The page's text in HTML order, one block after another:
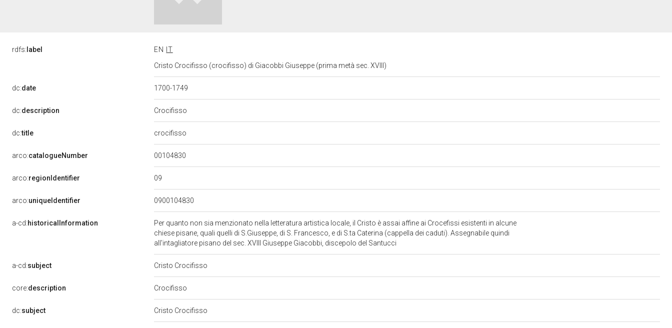
rdfs: label EN
IT
Cristo Crocifisso (crocifisso) di Giacobbi Giuseppe (prima metà sec. XVIII)
dc:date 1700-1749
dc:description Crocifisso
dc:title crocifisso
arco:catalogueNumber 00104830
arco:regionIdentifier 09
arco:uniqueIdentifier 0900104830
a-cd:historicalInformation
Per quanto non sia menzionato nella letteratura artistica locale, il Cristo è assai affine ai Crocefissi esistenti in alcune
chiese pisane, quali quelli di S.Giuseppe, di S. Francesco, e di S.ta Caterina (cappella dei caduti). Assegnabile quindi
all'intagliatore pisano del sec. XVIII Giuseppe Giacobbi, discepolo del Santucci
a-cd:subject Cristo Crocifisso
core:description Crocifisso
dc:subject Cristo Crocifisso